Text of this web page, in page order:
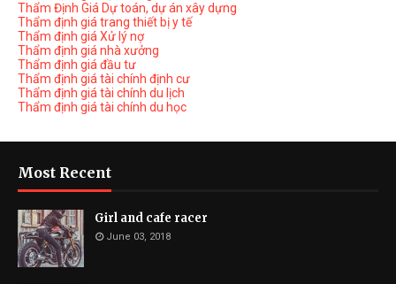
Thẩm Định Giá Dự toán, dự án xây dựng
Thẩm định giá trang thiết bị y tế
Thẩm định giá Xử lý nợ
Thẩm định giá nhà xưởng
Thẩm định giá đầu tư
Thẩm định giá tài chính định cư
Thẩm định giá tài chính du lịch
Thẩm định giá tài chính du học
Most Recent
Girl and cafe racer
June 03, 2018